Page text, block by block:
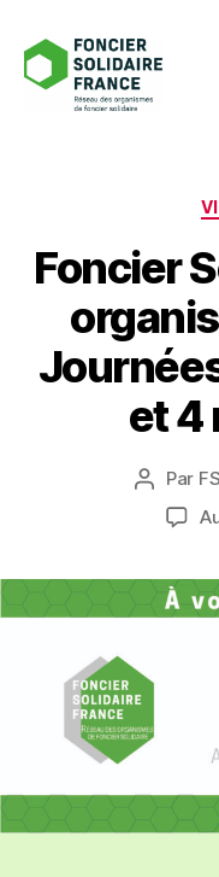
Foncier
et 4
Auteur
l’article
Par